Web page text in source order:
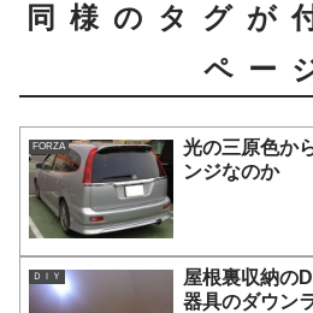
同様のタグが
ペー
FORZA
光の三原色か
ンジなのか
ＤＩＹ
屋根裏収納の
器具のダウン